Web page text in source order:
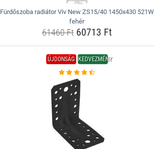
Fürdőszoba radiátor Viv New ZS15/40 1450x430 521W
fehér
61460 Ft60713 Ft
ÚJDONSÁG KEDVEZMÉNY